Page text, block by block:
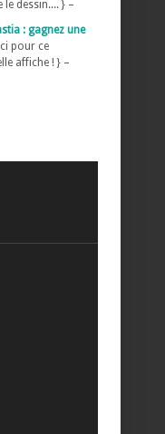
dessin.... } –
: gagnez une
pour ce
affiche ! } –